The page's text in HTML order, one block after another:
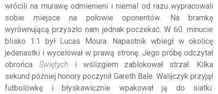
wrócili na murawę odmienieni i niemal od razu wypracowali
sobie miejsce na połowie oponentów. Na bramkę
wyrównującą przyszło nam jednak poczekać. W 60. minucie
blisko 1:1 był Lucas Moura. Napastnik wbiegł w okolicę
jedenastki i wycelował w prawą stronę. Jego próbę odczytał
obrońca Świętych i wślizgiem zablokował strzał. Kilka
sekund później honory poczynił Gareth Bale. Walijczyk przyjął
futbolówkę i błyskawicznie wpakował ją do siatki.